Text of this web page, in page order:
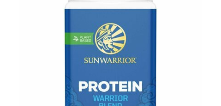
LE PLAISIR D’UN DESSERT GLACÉ, SANS LE SUCRE EN